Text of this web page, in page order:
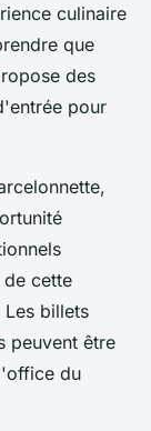
culinaire
que
des
pour
cette
billets
peuvent être
du